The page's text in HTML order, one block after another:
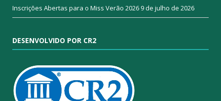
Inscrições Abertas para o Miss Verão 20269 de julho de 2026
DESENVOLVIDO POR CR2